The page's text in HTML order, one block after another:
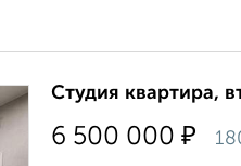
Студия квартира,
6 500 000 ₽